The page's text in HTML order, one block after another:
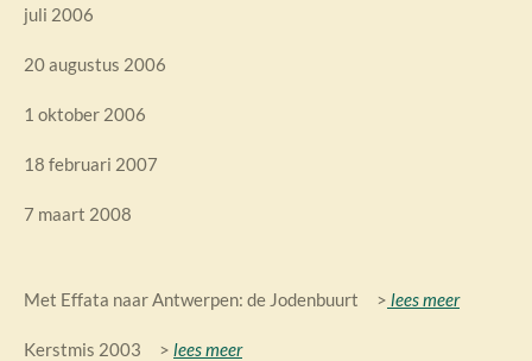
juli 2006
20 augustus 2006
1 oktober 2006
18 februari 2007
7 maart 2008
Met Effata naar Antwerpen: de Jodenbuurt > lees meer
Kerstmis 2003 > lees meer